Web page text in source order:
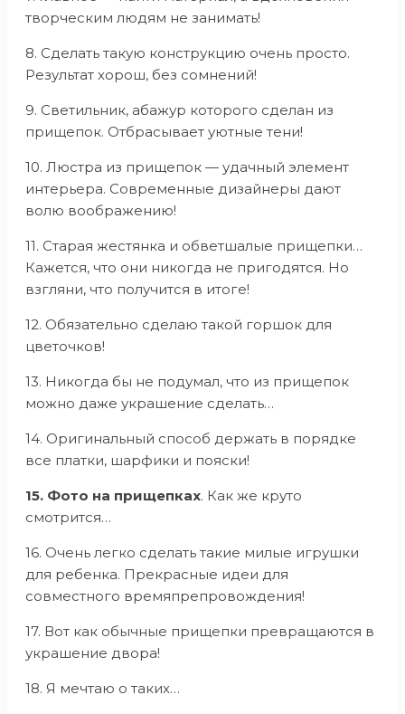
творческим людям не занимать!
8. Сделать такую конструкцию очень просто.
Результат хорош, без сомнений!
9. Светильник, абажур которого сделан из
прищепок. Отбрасывает уютные тени!
10. Люстра из прищепок — удачный элемент
интерьера. Современные дизайнеры дают
волю воображению!
11. Старая жестянка и обветшалые прищепки…
Кажется, что они никогда не пригодятся. Но
взгляни, что получится в итоге!
12. Обязательно сделаю такой горшок для
цветочков!
13. Никогда бы не подумал, что из прищепок
можно даже украшение сделать…
14. Оригинальный способ держать в порядке
все платки, шарфики и пояски!
15. Фото на прищепках. Как же круто
смотрится…
16. Очень легко сделать такие милые игрушки
для ребенка. Прекрасные идеи для
совместного времяпрепровождения!
17. Вот как обычные прищепки превращаются в
украшение двора!
18. Я мечтаю о таких…